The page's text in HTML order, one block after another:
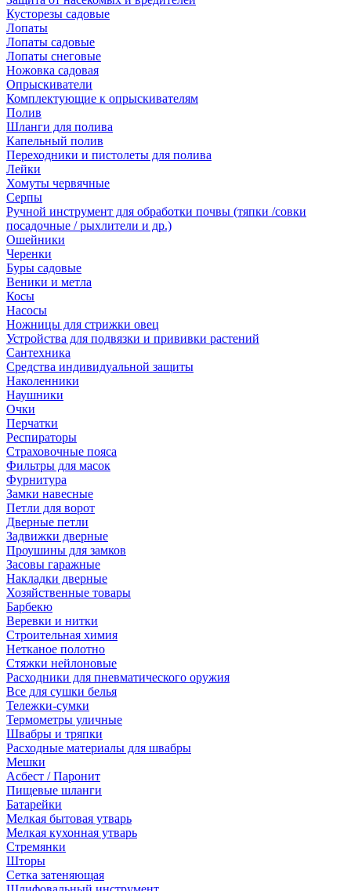
Кусторезы садовые
Лопаты
Лопаты садовые
Лопаты снеговые
Ножовка садовая
Опрыскиватели
Комплектующие к опрыскивателям
Полив
Шланги для полива
Капельный полив
Переходники и пистолеты для полива
Лейки
Хомуты червячные
Серпы
Ручной инструмент для обработки почвы (тяпки /совки
посадочные / рыхлители и др.)
Ошейники
Черенки
Буры садовые
Веники и метла
Косы
Насосы
Ножницы для стрижки овец
Устройства для подвязки и прививки растений
Сантехника
Средства индивидуальной защиты
Наколенники
Наушники
Очки
Перчатки
Респираторы
Страховочные пояса
Фильтры для масок
Фурнитура
Замки навесные
Петли для ворот
Дверные петли
Задвижки дверные
Проушины для замков
Засовы гаражные
Накладки дверные
Хозяйственные товары
Барбекю
Веревки и нитки
Строительная химия
Нетканое полотно
Стяжки нейлоновые
Расходники для пневматического оружия
Все для сушки белья
Тележки-сумки
Термометры уличные
Швабры и тряпки
Расходные материалы для швабры
Мешки
Асбест / Паронит
Пищевые шланги
Батарейки
Мелкая бытовая утварь
Мелкая кухонная утварь
Стремянки
Шторы
Сетка затеняющая